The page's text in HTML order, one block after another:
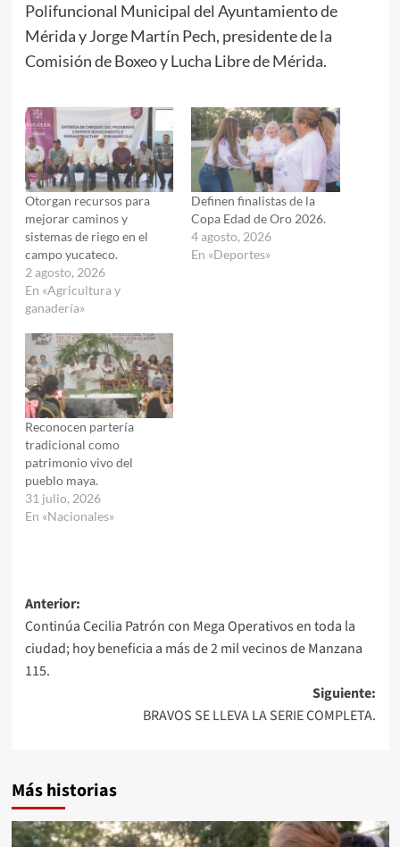
Polifuncional Municipal del Ayuntamiento de
Mérida y Jorge Martín Pech, presidente de la
Comisión de Boxeo y Lucha Libre de Mérida.
Otorgan recursos para
mejorar caminos y
sistemas de riego en el
campo yucateco.
2 agosto, 2026
En «Agricultura y
ganadería»
Definen finalistas de la
Copa Edad de Oro 2026.
4 agosto, 2026
En «Deportes»
Reconocen partería
tradicional como
patrimonio vivo del
pueblo maya.
31 julio, 2026
En «Nacionales»
Navegación
de
entradas
Anterior:
Continúa Cecilia Patrón con Mega Operativos en toda la
ciudad; hoy beneficia a más de 2 mil vecinos de Manzana
115.
Siguiente:
BRAVOS SE LLEVA LA SERIE COMPLETA.
Más historias